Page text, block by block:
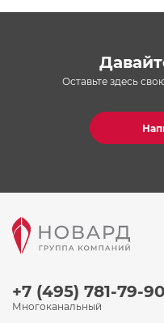
Оставьте здесь
+7 (495) 781-79-90
Многоканальный